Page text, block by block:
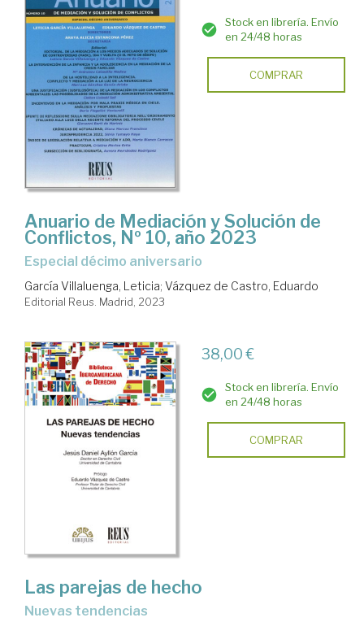
Stock en librería. Envío
en 24/48 horas
COMPRAR
Anuario de Mediación y Solución de
Conflictos, Nº 10, año 2023
Especial décimo aniversario
García Villaluenga, Leticia; Vázquez de Castro, Eduardo
Editorial Reus. Madrid, 2023
38,00 €
Stock en librería. Envío
en 24/48 horas
COMPRAR
Las parejas de hecho
nuevas tendencias